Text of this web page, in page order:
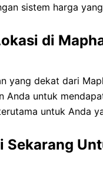
sistem harga
di
yang dekat dari
Anda untuk
untuk Anda
Sekarang